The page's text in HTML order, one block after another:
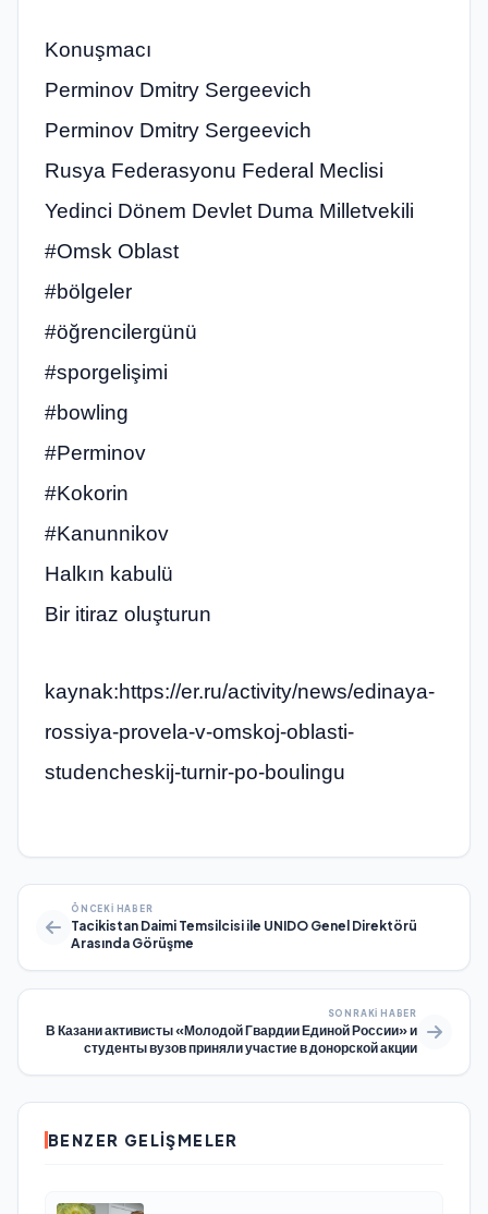
Konuşmacı
Perminov Dmitry Sergeevich
Perminov Dmitry Sergeevich
Rusya Federasyonu Federal Meclisi
Yedinci Dönem Devlet Duma Milletvekili
#Omsk Oblast
#bölgeler
#öğrencilergünü
#sporgelişimi
#bowling
#Perminov
#Kokorin
#Kanunnikov
Halkın kabulü
Bir itiraz oluşturun
kaynak:https://er.ru/activity/news/edinaya-
rossiya-provela-v-omskoj-oblasti-
studencheskij-turnir-po-boulingu
ÖNCEKI HABER
Tacikistan Daimi Temsilcisi ile UNIDO Genel Direktörü
Arasında Görüşme
SONRAKI HABER
В Казани активисты «Молодой Гвардии Единой России» и
студенты вузов приняли участие в донорской акции
BENZER GELIŞMELER